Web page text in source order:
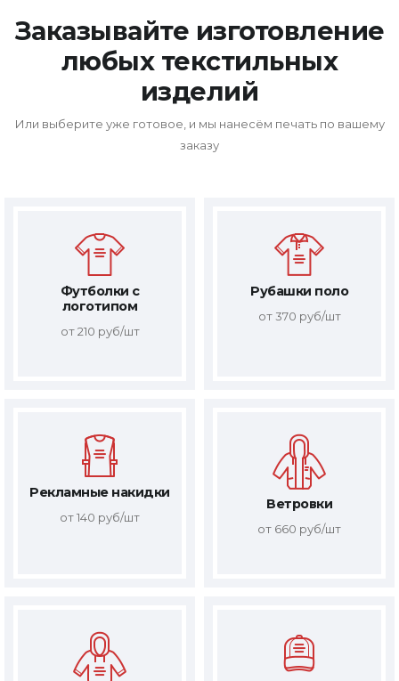
Заказывайте изготовление
любых текстильных
изделий
Или выберите уже готовое, и мы нанесём печать по вашему
заказу
Футболки с
логотипом
от 210 руб/шт
Рубашки поло
от 370 руб/шт
Рекламные накидки
от 140 руб/шт
Ветровки
от 660 руб/шт